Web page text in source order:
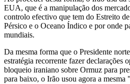
EUA, que é a manipulação dos
controlo efectivo que tem do Estreito
Pérsico e o Oceano Índico e por onde
mundiais.
Da mesma forma que o Presidente
estratégia recorrente fazer declarações
bloqueio iraniano sobre Ormuz para
para baixo, o Irão usou agora a